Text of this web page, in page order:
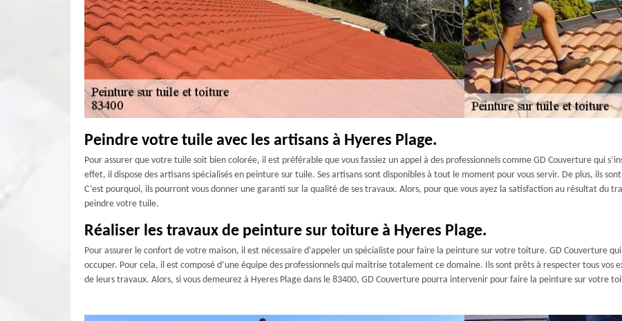
Peindre votre tuile avec les artisans à Hyeres Plage.
Pour assurer que votre tuile soit bien colorée, il est préférable que vous fassiez un appel à des professionnels comme GD Couverture qui
effet, il dispose des artisans spécialisés en peinture sur tuile. Ses artisans sont disponibles à tout le moment pour vous servir. De plus, ils
C’est pourquoi, ils pourront vous donner une garanti sur la qualité de ses travaux. Alors, pour que vous ayez la satisfaction au résultat du
peindre votre tuile.
Réaliser les travaux de peinture sur toiture à Hyeres Plage.
Pour assurer le confort de votre maison, il est nécessaire d’appeler un spécialiste pour faire la peinture sur votre toiture. GD Couverture
occuper. Pour cela, il est composé d’une équipe des professionnels qui maîtrise totalement ce domaine. Ils sont prêts à respecter tous vos
de leurs travaux. Alors, si vous demeurez à Hyeres Plage dans le 83400, GD Couverture pourra intervenir pour faire la peinture sur votre